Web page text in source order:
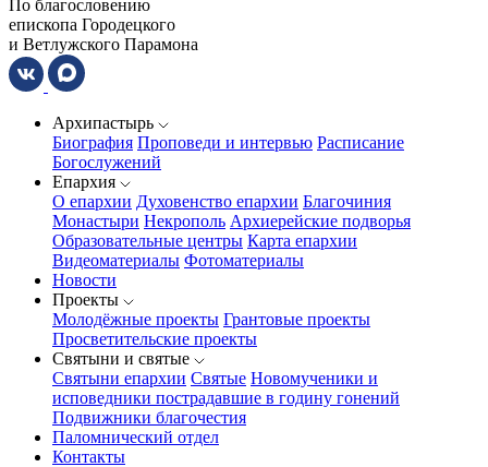
По благословению
епископа Городецкого
и Ветлужского Парамона
Архипастырь
Биография Проповеди и интервью Расписание
Богослужений
Епархия
О епархии Духовенство епархии Благочиния
Монастыри Некрополь Архиерейские подворья
Образовательные центры Карта епархии
Видеоматериалы Фотоматериалы
Новости
Проекты
Молодёжные проекты Грантовые проекты
Просветительские проекты
Святыни и святые
Святыни епархии Святые Новомученики и
исповедники пострадавшие в годину гонений
Подвижники благочестия
Паломнический отдел
Контакты